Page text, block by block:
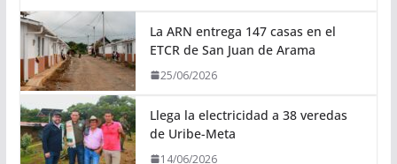
La ARN entrega 147 casas en el
ETCR de San Juan de Arama
25/06/2026
Llega la electricidad a 38 veredas
de Uribe-Meta
14/06/2026